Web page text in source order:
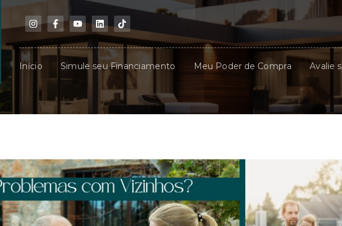
Início Simule seu Financiamento Meu Poder de Compra Avalie